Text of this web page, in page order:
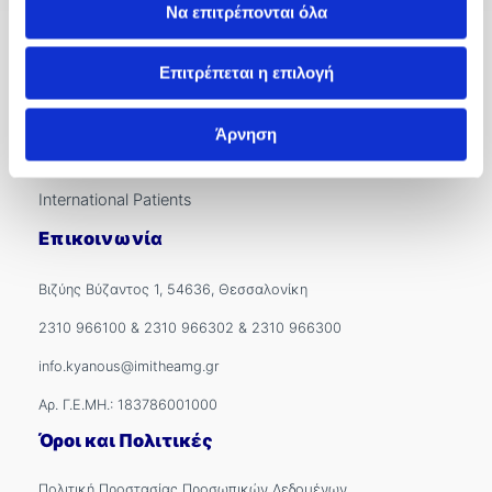
Να επιτρέπονται όλα
Επιτρέπεται η επιλογή
Άρνηση
Γενικές Πληροφορίες
Σχετικά με Εμάς
Ιατροί
International Patients
Επικοινωνία
Βιζύης Βύζαντος 1, 54636, Θεσσαλονίκη
2310 966100 & 2310 966302 & 2310 966300
info.kyanous@imitheamg.gr
Αρ. Γ.Ε.ΜΗ.: 183786001000
Όροι και Πολιτικές